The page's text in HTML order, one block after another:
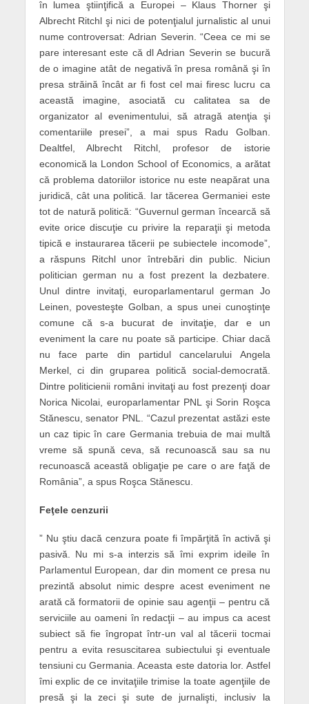
în lumea ştiinţifică a Europei – Klaus Thorner şi
Albrecht Ritchl şi nici de potenţialul jurnalistic al unui
nume controversat: Adrian Severin. “Ceea ce mi se
pare interesant este că dl Adrian Severin se bucură
de o imagine atât de negativă în presa română şi în
presa străină încât ar fi fost cel mai firesc lucru ca
această imagine, asociată cu calitatea sa de
organizator al evenimentului, să atragă atenţia şi
comentariile presei”, a mai spus Radu Golban.
Dealtfel, Albrecht Ritchl, profesor de istorie
economică la London School of Economics, a arătat
că problema datoriilor istorice nu este neapărat una
juridică, cât una politică. Iar tăcerea Germaniei este
tot de natură politică: “Guvernul german încearcă să
evite orice discuţie cu privire la reparaţii şi metoda
tipică e instaurarea tăcerii pe subiectele incomode”,
a răspuns Ritchl unor întrebări din public. Niciun
politician german nu a fost prezent la dezbatere.
Unul dintre invitaţi, europarlamentarul german Jo
Leinen, povesteşte Golban, a spus unei cunoştinţe
comune că s-a bucurat de invitaţie, dar e un
eveniment la care nu poate să participe. Chiar dacă
nu face parte din partidul cancelarului Angela
Merkel, ci din gruparea politică social-democrată.
Dintre politicienii români invitaţi au fost prezenţi doar
Norica Nicolai, europarlamentar PNL şi Sorin Roşca
Stănescu, senator PNL. “Cazul prezentat astăzi este
un caz tipic în care Germania trebuia de mai multă
vreme să spună ceva, să recunoască sau sa nu
recunoască această obligaţie pe care o are faţă de
România”, a spus Roşca Stănescu.
Feţele cenzurii
” Nu ştiu dacă cenzura poate fi împărţită în activă şi
pasivă. Nu mi s-a interzis să îmi exprim ideile în
Parlamentul European, dar din moment ce presa nu
prezintă absolut nimic despre acest eveniment ne
arată că formatorii de opinie sau agenţii – pentru că
serviciile au oameni în redacţii – au impus ca acest
subiect să fie îngropat într-un val al tăcerii tocmai
pentru a evita resuscitarea subiectului şi eventuale
tensiuni cu Germania. Aceasta este datoria lor. Astfel
îmi explic de ce invitaţiile trimise la toate agenţiile de
presă şi la zeci şi sute de jurnalişti, inclusiv la